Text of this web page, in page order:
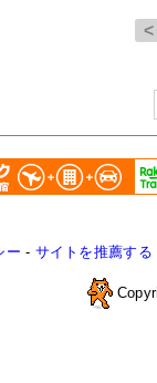
ー - サイトを推薦する